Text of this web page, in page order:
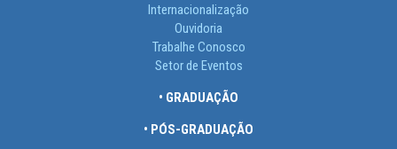
Internacionalização
Ouvidoria
Trabalhe Conosco
Setor de Eventos
• GRADUAÇÃO
• PÓS-GRADUAÇÃO